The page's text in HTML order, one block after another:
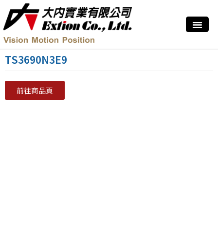
TS3690N3E9
前往商品頁